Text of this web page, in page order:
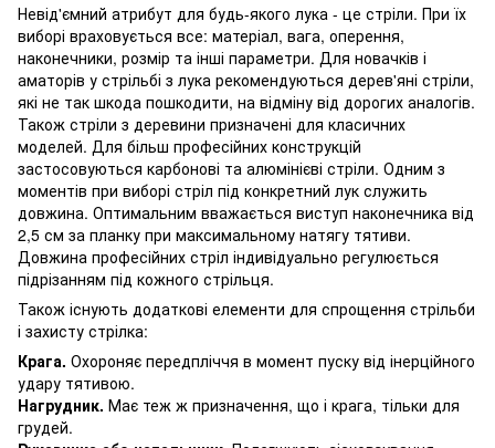
Невід'ємний атрибут для будь-якого лука - це стріли. При їх
виборі враховується все: матеріал, вага, оперення,
наконечники, розмір та інші параметри. Для новачків і
аматорів у стрільбі з лука рекомендуються дерев'яні стріли,
які не так шкода пошкодити, на відміну від дорогих аналогів.
Також стріли з деревини призначені для класичних
моделей. Для більш професійних конструкцій
застосовуються карбонові та алюмінієві стріли. Одним з
моментів при виборі стріл під конкретний лук служить
довжина. Оптимальним вважається виступ наконечника від
2,5 см за планку при максимальному натягу тятиви.
Довжина професійних стріл індивідуально регулюється
підрізанням під кожного стрільця.
Також існують додаткові елементи для спрощення стрільби
і захисту стрілка:
Крага. Охороняє передпліччя в момент пуску від інерційного
удару тятивою.
Нагрудник. Має теж ж призначення, що і крага, тільки для
грудей.